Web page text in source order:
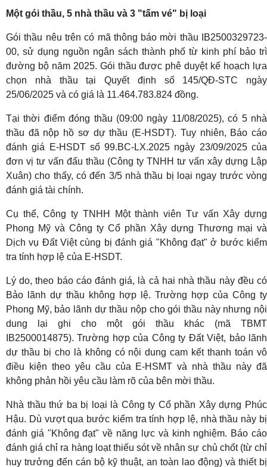
Một gói thầu, 5 nhà thầu và 3 "tấm vé" bị loại
Gói thầu nêu trên có mã thông báo mời thầu IB2500329723-
00, sử dụng nguồn ngân sách thành phố từ kinh phí bảo trì
đường bộ năm 2025. Gói thầu được phê duyệt kế hoạch lựa
chọn nhà thầu tại Quyết định số 145/QĐ-STC ngày
25/06/2025 và có giá là 11.464.783.824 đồng.
Tại thời điểm đóng thầu (09:00 ngày 11/08/2025), có 5 nhà
thầu đã nộp hồ sơ dự thầu (E-HSDT). Tuy nhiên, Báo cáo
đánh giá E-HSDT số 99.BC-LX.2025 ngày 23/09/2025 của
đơn vị tư vấn đấu thầu (Công ty TNHH tư vấn xây dựng Lập
Xuân) cho thấy, có đến 3/5 nhà thầu bị loại ngay trước vòng
đánh giá tài chính.
Cụ thể, Công ty TNHH Một thành viên Tư vấn Xây dựng
Phong Mỹ và Công ty Cổ phần Xây dựng Thương mại và
Dịch vụ Đất Việt cùng bị đánh giá "Không đạt" ở bước kiểm
tra tính hợp lệ của E-HSDT.
Lý do, theo báo cáo đánh giá, là cả hai nhà thầu này đều có
Bảo lãnh dự thầu không hợp lệ. Trường hợp của Công ty
Phong Mỹ, bảo lãnh dự thầu nộp cho gói thầu này nhưng nội
dung lại ghi cho một gói thầu khác (mã TBMT
IB2500014875). Trường hợp của Công ty Đất Việt, bảo lãnh
dự thầu bị cho là không có nội dung cam kết thanh toán vô
điều kiện theo yêu cầu của E-HSMT và nhà thầu này đã
không phản hồi yêu cầu làm rõ của bên mời thầu.
Nhà thầu thứ ba bị loại là Công ty Cổ phần Xây dựng Phúc
Hậu. Dù vượt qua bước kiểm tra tính hợp lệ, nhà thầu này bị
đánh giá "Không đạt" về năng lực và kinh nghiệm. Báo cáo
đánh giá chỉ ra hàng loạt thiếu sót về nhân sự chủ chốt (từ chỉ
huy trưởng đến cán bộ kỹ thuật, an toàn lao động) và thiết bị